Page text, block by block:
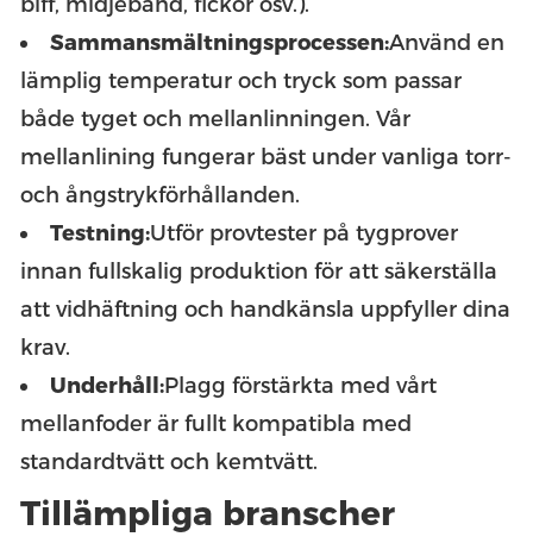
Sammansmältningsprocessen:Använd en
lämplig temperatur och tryck som passar
både tyget och mellanlinningen. Vår
mellanlining fungerar bäst under vanliga torr-
och ångstrykförhållanden.
Testning:Utför provtester på tygprover
innan fullskalig produktion för att säkerställa
att vidhäftning och handkänsla uppfyller dina
krav.
Underhåll:Plagg förstärkta med vårt
mellanfoder är fullt kompatibla med
standardtvätt och kemtvätt.
Tillämpliga branscher